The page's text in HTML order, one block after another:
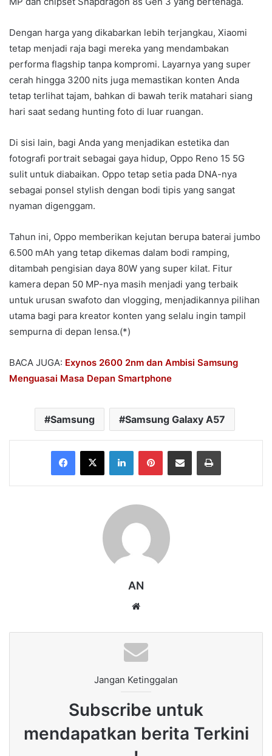
Dengan harga yang dikabarkan lebih terjangkau, Xiaomi
tetap menjadi raja bagi mereka yang mendambakan
performa flagship tanpa kompromi. Layarnya yang super
cerah hingga 3200 nits juga memastikan konten Anda
tetap terlihat tajam, bahkan di bawah terik matahari siang
hari saat sedang hunting foto di luar ruangan.
Di sisi lain, bagi Anda yang menjadikan estetika dan
fotografi portrait sebagai gaya hidup, Oppo Reno 15 5G
sulit untuk diabaikan. Oppo tetap setia pada DNA-nya
sebagai ponsel stylish dengan bodi tipis yang sangat
nyaman digenggam.
Tahun ini, Oppo memberikan kejutan berupa baterai jumbo
6.500 mAh yang tetap dikemas dalam bodi ramping,
ditambah pengisian daya 80W yang super kilat. Fitur
kamera depan 50 MP-nya masih menjadi yang terbaik
untuk urusan swafoto dan vlogging, menjadikannya pilihan
utama bagi para kreator konten yang selalu ingin tampil
sempurna di depan lensa.(*)
BACA JUGA: Exynos 2600 2nm dan Ambisi Samsung
Menguasai Masa Depan Smartphone
Samsung Samsung Galaxy A57
Facebook
X LinkedInPinterestShare via Email Print
AN
Jangan Ketinggalan
Subscribe untuk
mendapatkan berita Terkini